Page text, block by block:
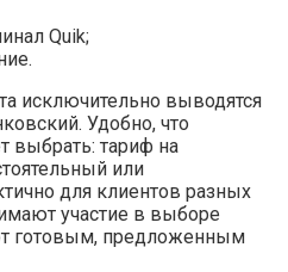
Quik;
исключительно выводятся
Удобно, что
выбрать: тариф на
или
для клиентов разных
участие в выборе
готовым, предложенным